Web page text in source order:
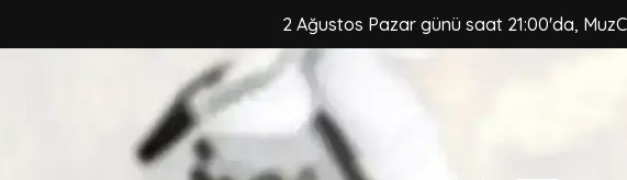
2 Ağustos Pazar günü saat 21:00'da, MuzCraft Client